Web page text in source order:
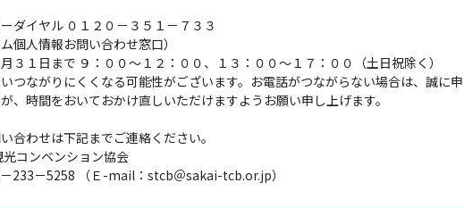
ーダイヤル ０１２０－３５１－７３３
個人情報お問い合わせ窓口）
月３１日まで ９：００～１２：００、１３：００～１７：００（土日祝除く）
つながりにくくなる可能性がございます。お電話がつながらない場合は、誠に申
、時間をおいておかけ直しいただけますようお願い申し上げます。
合わせは下記までご連絡ください。
光コンベンション協会
－233－5258 （Ｅ-mail：stcb＠sakai-tcb.or.jp）